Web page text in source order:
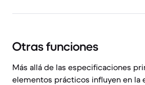
Otras funciones
Más allá de las especificaciones
elementos prácticos influyen en la